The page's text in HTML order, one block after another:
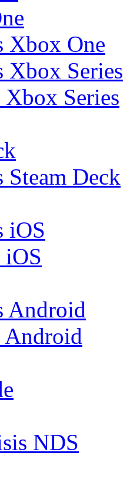
Xbox One
Xbox Series
Xbox Series
Steam Deck
iOS
iOS
Android
Android
NDS